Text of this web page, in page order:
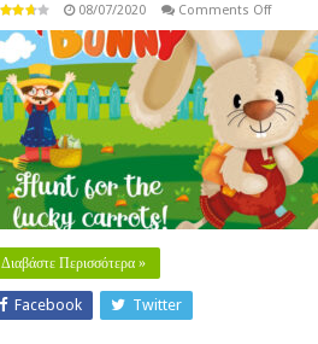
08/07/2020 Comments Offon
Bunny
(2018)
Διαβάστε Περισσότερα »
Facebook Twitter